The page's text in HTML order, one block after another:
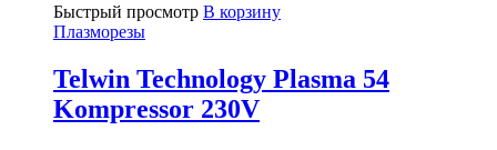
Быстрый просмотр В корзину
Плазморезы
Telwin Technology Plasma 54
Kompressor 230V